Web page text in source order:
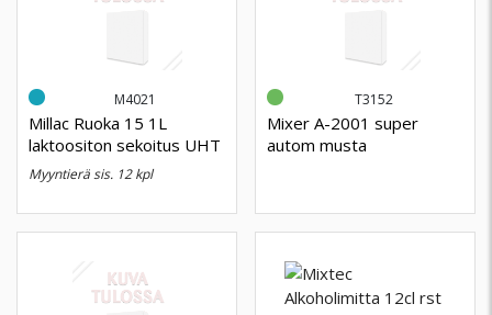
M4021
Millac Ruoka 15 1L
laktoositon sekoitus UHT
myyntierä sis. 12 kpl
T3152
Mixer A-2001 super
autom musta